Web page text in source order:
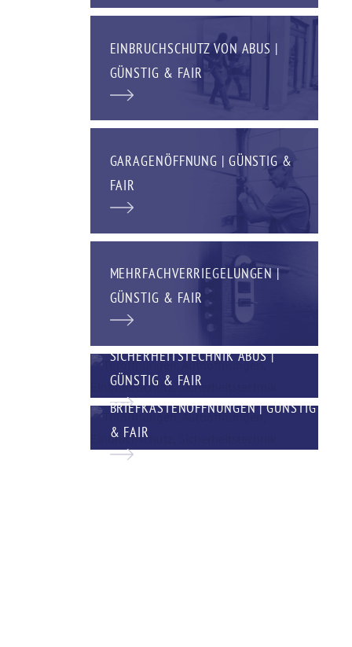
EINBRUCHSCHUTZ VON ABUS |
GÜNSTIG & FAIR
GARAGENÖFFNUNG | GÜNSTIG &
FAIR
MEHRFACHVERRIEGELUNGEN |
GÜNSTIG & FAIR
SICHERHEITSTECHNIK ABUS |
GÜNSTIG & FAIR
BRIEFKASTENÖFFNUNGEN | GÜNSTIG
& FAIR